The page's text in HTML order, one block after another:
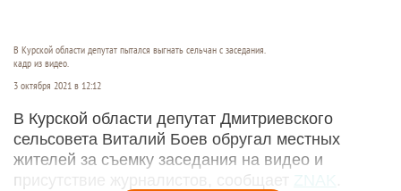
В Курской области депутат пытался выгнать сельчан с заседания.
кадр из видео.
3 октября 2021 в 12:12
В Курской области депутат Дмитриевского
сельсовета Виталий Боев обругал местных
жителей за съемку заседания на видео и
присутствие журналистов, сообщает ZNAK